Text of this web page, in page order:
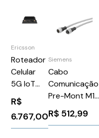
Ericsson
Roteador
Celular
5G IoT
NetCloud
R980
R980
NetCloud
R$
6.767,00
Siemens
Cabo
Comunicação
Pre-Mont M12
F 5Pin M12 M 5
Pin 1,50M
R$ 512,99